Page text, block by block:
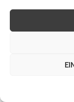
rechtzeitig
und die
Auch private
Service, der
Monheim am